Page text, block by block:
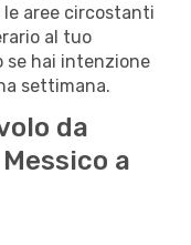
aree circostanti
al tuo
se hai intenzione
settimana.
da
a